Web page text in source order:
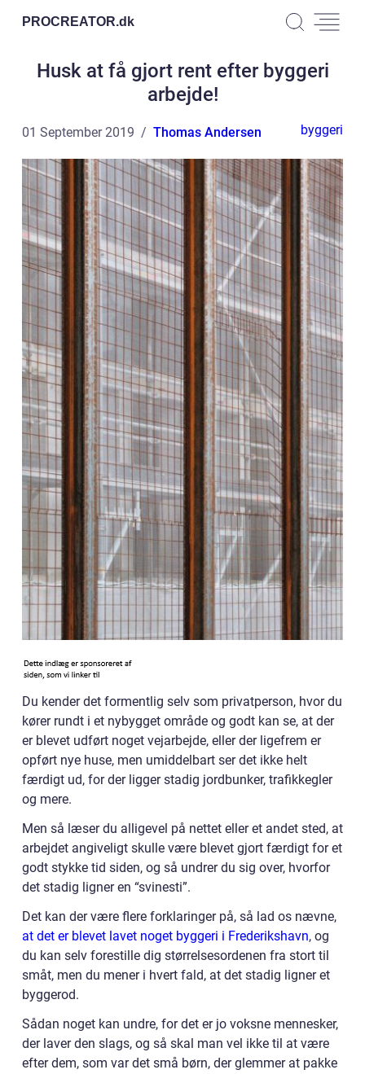
PROCREATOR.dk
Husk at få gjort rent efter byggeri
arbejde!
01 September 2019 Thomas Andersen byggeri
Du kender det formentlig selv som privatperson, hvor du
kører rundt i et nybygget område og godt kan se, at der
er blevet udført noget vejarbejde, eller der ligefrem er
opført nye huse, men umiddelbart ser det ikke helt
færdigt ud, for der ligger stadig jordbunker, trafikkegler
og mere.
Men så læser du alligevel på nettet eller et andet sted, at
arbejdet angiveligt skulle være blevet gjort færdigt for et
godt stykke tid siden, og så undrer du sig over, hvorfor
det stadig ligner en “svinesti”.
Det kan der være flere forklaringer på, så lad os nævne,
at det er blevet lavet noget byggeri i Frederikshavn, og
du kan selv forestille dig størrelsesordenen fra stort til
småt, men du mener i hvert fald, at det stadig ligner et
byggerod.
Sådan noget kan undre, for det er jo voksne mennesker,
der laver den slags, og så skal man vel ikke til at være
efter dem, som var det små børn, der glemmer at pakke